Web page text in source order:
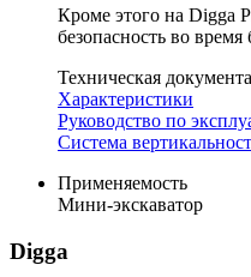
Кроме этого на Digga
безопасность во
Техническая
Характеристики
Руководство по
Система
Применяемость
Мини-экскаватор
Digga